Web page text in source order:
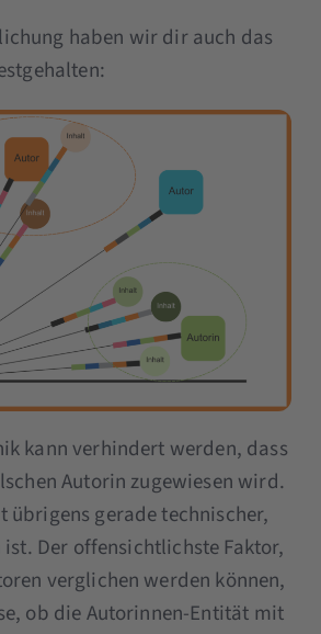
haben wir dir auch das
kann verhindert werden, dass
Autorin zugewiesen wird.
übrigens gerade technischer,
Der offensichtlichste Faktor,
verglichen werden können,
ob die Autorinnen-Entität mit